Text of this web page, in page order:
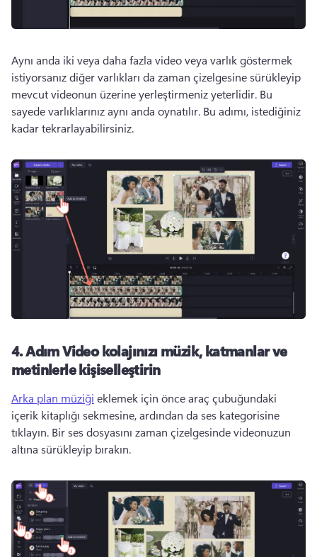
Aynı anda iki veya daha fazla video veya varlık göstermek
istiyorsanız diğer varlıkları da zaman çizelgesine sürükleyip
mevcut videonun üzerine yerleştirmeniz yeterlidir. Bu
sayede varlıklarınız aynı anda oynatılır. Bu adımı, istediğiniz
kadar tekrarlayabilirsiniz.
4. AdımVideo kolajınızı müzik, katmanlar ve
metinlerle kişiselleştirin
Arka plan müziği eklemek için önce araç çubuğundaki
içerik kitaplığı sekmesine, ardından da ses kategorisine
tıklayın. Bir ses dosyasını zaman çizelgesinde videonuzun
altına sürükleyip bırakın.